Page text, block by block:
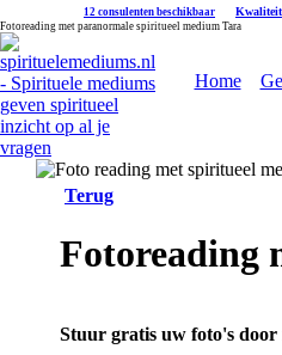
12 consulenten beschikbaar Kwaliteit
Fotoreading met paranormale spiritueel medium Tara
Home
Terug
Fotoreading
Stuur gratis uw foto's